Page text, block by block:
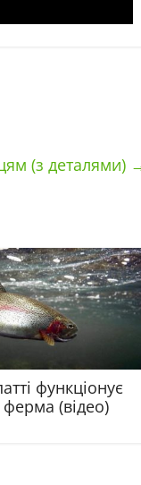
(з деталями)
функціонує
(відео)